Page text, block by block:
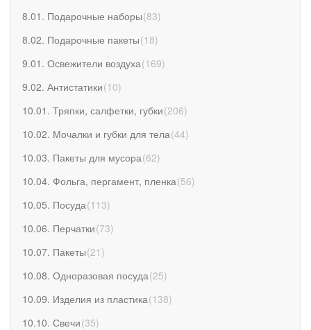
8.01. Подарочные наборы(83)
8.02. Подарочные пакеты(18)
9.01. Освежители воздуха(169)
9.02. Антистатики(10)
10.01. Тряпки, салфетки, губки(206)
10.02. Мочалки и губки для тела(44)
10.03. Пакеты для мусора(62)
10.04. Фольга, пергамент, пленка(56)
10.05. Посуда(113)
10.06. Перчатки(73)
10.07. Пакеты(21 )
10.08. Одноразовая посуда(25)
10.09. Изделия из пластика(138)
10.10. Свечи(35)